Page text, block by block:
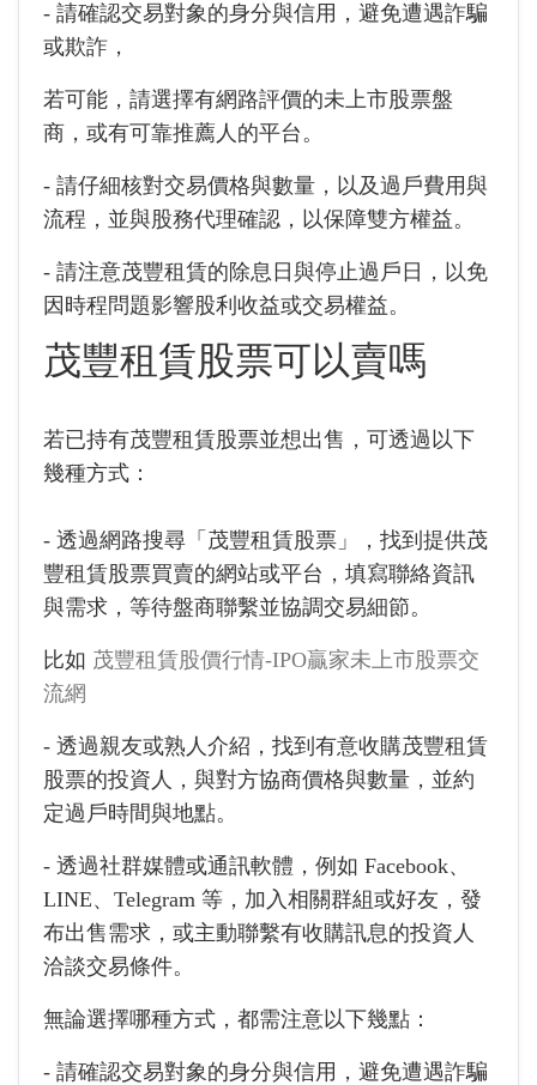
- 請確認交易對象的身分與信用，避免遭遇詐騙
或欺詐，
若可能，請選擇有網路評價的未上市股票盤
商，或有可靠推薦人的平台。
- 請仔細核對交易價格與數量，以及過戶費用與
流程，並與股務代理確認，以保障雙方權益。
- 請注意茂豐租賃的除息日與停止過戶日，以免
因時程問題影響股利收益或交易權益。
茂豐租賃股票可以賣嗎
若已持有茂豐租賃股票並想出售，可透過以下
幾種方式：
- 透過網路搜尋「茂豐租賃股票」，找到提供茂
豐租賃股票買賣的網站或平台，填寫聯絡資訊
與需求，等待盤商聯繫並協調交易細節。
比如 茂豐租賃股價行情-IPO贏家未上市股票交
流網
- 透過親友或熟人介紹，找到有意收購茂豐租賃
股票的投資人，與對方協商價格與數量，並約
定過戶時間與地點。
- 透過社群媒體或通訊軟體，例如 Facebook、
LINE、Telegram 等，加入相關群組或好友，發
布出售需求，或主動聯繫有收購訊息的投資人
洽談交易條件。
無論選擇哪種方式，都需注意以下幾點：
- 請確認交易對象的身分與信用，避免遭遇詐騙